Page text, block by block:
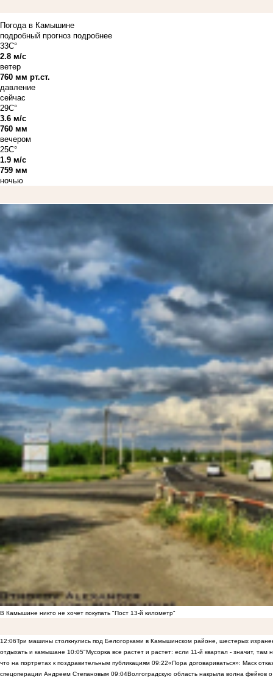
Погода в Камышине
подробный прогноз подробнее
33C°
2.8 м/с
ветер
760 мм рт.ст.
давление
сейчас
29C°
3.6 м/с
760 мм
вечером
25C°
1.9 м/с
759 мм
ночью
В Камышине никто не хочет покупать "Пост 13-й километр"
12:06Три машины столкнулись под Белогорками в Камышинском районе, шестерых
отдыхать и камышане 10:05"Мусорка все растет и растет: если 11-й квартал - значит,
что на портретах к поздравительным публикациям 09:22«Пора договариваться»: Маск
спецоперации Андреем Степановым 09:04Волгоградскую область накрыла волна фейков